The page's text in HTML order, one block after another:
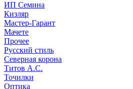
ИП Семина
Кизляр
Мастер-Гарант
Мачете
Прочее
Русский стиль
Северная корона
Титов А.С.
Точилки
Оптика